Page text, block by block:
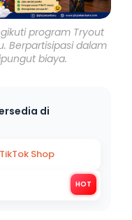
program Tryout
Berpartisipasi dalam
biaya.
di
TikTok Shop
HOT